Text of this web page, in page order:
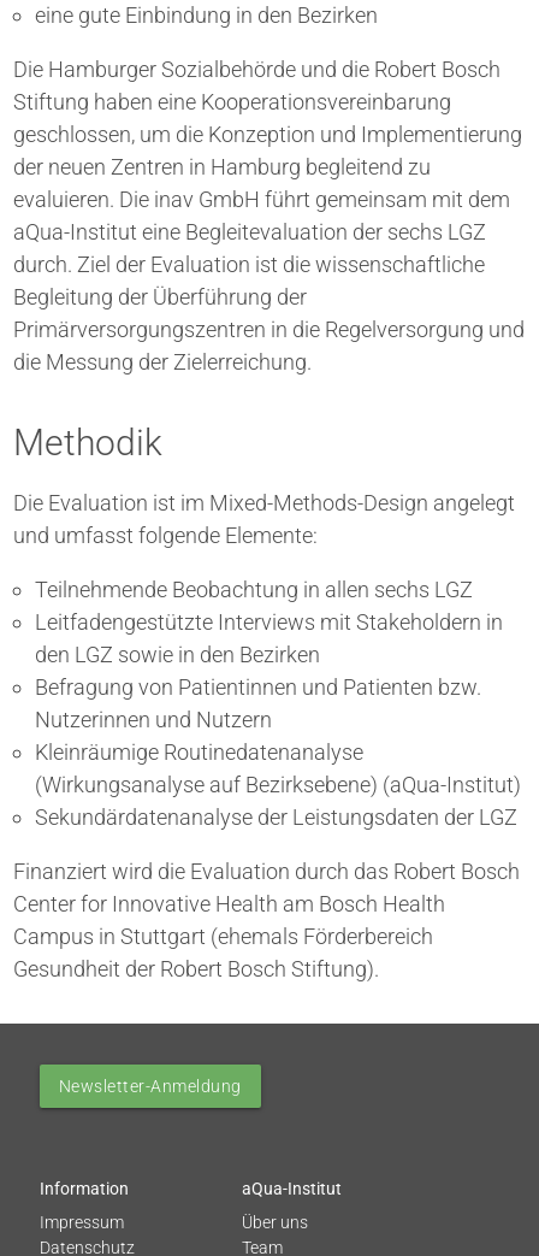
eine gute Einbindung in den Bezirken
Die Hamburger Sozialbehörde und die Robert Bosch
Stiftung haben eine Kooperationsvereinbarung
geschlossen, um die Konzeption und Implementierung
der neuen Zentren in Hamburg begleitend zu
evaluieren. Die inav GmbH führt gemeinsam mit dem
aQua-Institut eine Begleitevaluation der sechs LGZ
durch. Ziel der Evaluation ist die wissenschaftliche
Begleitung der Überführung der
Primärversorgungszentren in die Regelversorgung und
die Messung der Zielerreichung.
Methodik
Die Evaluation ist im Mixed-Methods-Design angelegt
und umfasst folgende Elemente:
Teilnehmende Beobachtung in allen sechs LGZ
Leitfadengestützte Interviews mit Stakeholdern in
den LGZ sowie in den Bezirken
Befragung von Patientinnen und Patienten bzw.
Nutzerinnen und Nutzern
Kleinräumige Routinedatenanalyse
(Wirkungsanalyse auf Bezirksebene) (aQua-Institut)
Sekundärdatenanalyse der Leistungsdaten der LGZ
Finanziert wird die Evaluation durch das Robert Bosch
Center for Innovative Health am Bosch Health
Campus in Stuttgart (ehemals Förderbereich
Gesundheit der Robert Bosch Stiftung).
Newsletter-Anmeldung
Information
Impressum
Datenschutz
aQua-Institut
Über uns
Team